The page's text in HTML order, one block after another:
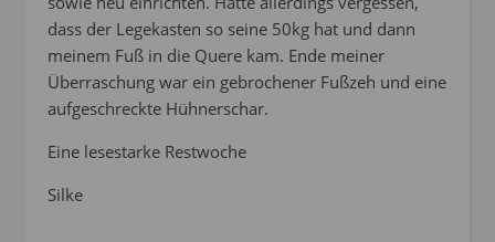
dass der Legekasten so seine 50kg hat und dann
meinem Fuß in die Quere kam. Ende meiner
Überraschung war ein gebrochener Fußzeh und eine
aufgeschreckte Hühnerschar.
Eine lesestarke Restwoche
Silke